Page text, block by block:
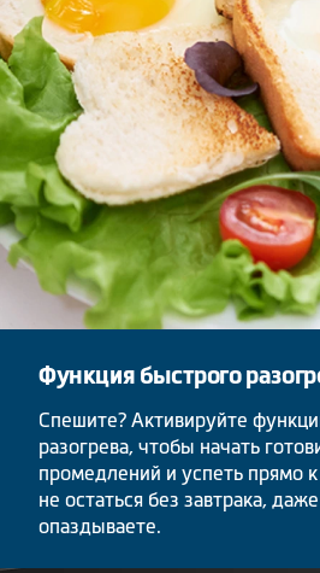
Функция быстрого
Спешите? Активируйте
разогрева, чтобы начать
промедлений и успеть прямо
не остаться без завтрака,
опаздываете.